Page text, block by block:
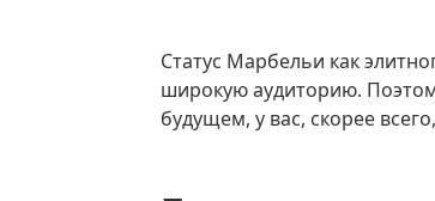
Статус Марбельи как элитного курорта означает, что виллы здесь привлекают
широкую аудиторию.
будущем, у вас, скорее